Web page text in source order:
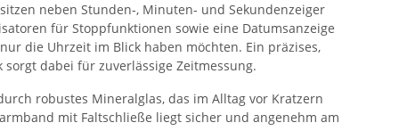
neben Stunden‑, Minuten‑ und Sekundenzeiger
für Stoppfunktionen sowie eine Datumsanzeige
die Uhrzeit im Blick haben möchten. Ein präzises,
dabei für zuverlässige Zeitmessung.
robustes Mineralglas, das im Alltag vor Kratzern
mit Faltschließe liegt sicher und angenehm am